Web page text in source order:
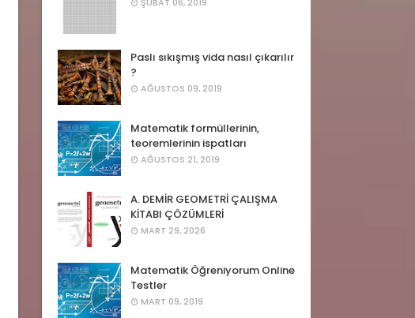
Paslı sıkışmış vida nasıl çıkarılır
?
AĞUSTOS 09, 2019
Matematik formüllerinin,
teoremlerinin ispatları
AĞUSTOS 21, 2019
A. DEMİR GEOMETRİ ÇALIŞMA
KİTABI ÇÖZÜMLERİ
MART 29, 2026
Matematik Öğreniyorum Online
Testler
MART 09, 2019